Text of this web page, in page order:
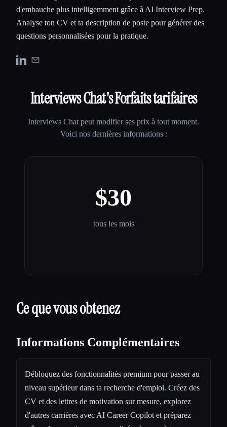
d'embauche plus intelligemment grâce à AI Interview Prep.
Analyse ton CV et ta description de poste pour générer des
questions personnalisées pour la pratique.
Interviews Chat's Forfaits tarifaires
Interviews Chat peut modifier ses prix à tout moment.
Voici nos dernières informations :
$30
tous les mois
Ce que vous obtenez
Informations Complémentaires
Débloquez des fonctionnalités premium pour passer au
niveau supérieur dans ta recherche d'emploi. Créez des
CV et des lettres de motivation sur mesure, explorez
d'autres carrières avec AI Career Copilot et préparez